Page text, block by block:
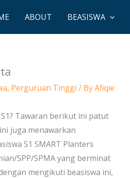
ABOUT BEASISWA
, Perguruan Tinggi / ByAfiqie
Tawaran berikut ini patut
juga menawarkan
S1 SMART Planters
SPP/SPMA yang berminat
mengikuti beasiswa ini,